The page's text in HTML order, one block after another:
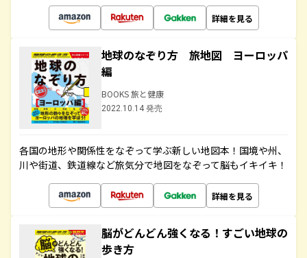
詳細を見る
地球のなぞり方 旅地図 ヨーロッパ
編
BOOKS 旅と健康
2022.10.14 発売
各国の地形や関係性をなぞって学ぶ新しい地図本！国境や州、
川や街道、鉄道線など旅気分で地図をなぞって脳もイキイキ！
詳細を見る
脳がどんどん強くなる！すごい地球の
歩き方